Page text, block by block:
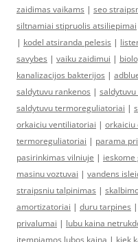
zaidimas vaikams | seo
siltnamiai stipruolis atsiliepimai
| kodel atsiranda pelesis |
savybes | vaiku zaidimui |
kanalizacijos bakterijos |
saldytuvu rankenos |
saldytuvu termoreguliatoriai |
orkaiciu ventiliatoriai | orkaiciu
termoreguliatoriai | parama
pasirinkimas vilniuje |
masinu voztuvai | vandens
straipsniu talpinimas |
amortizatoriai | duru tarpines |
privalumai | lubu kaina
itempiamos lubos kaina | kiek